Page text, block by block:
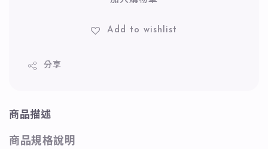
Add to wishlist
分享
商品描述
商品規格說明